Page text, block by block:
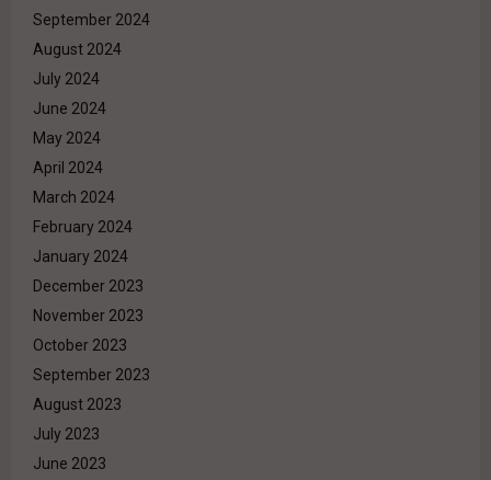
September 2024
August 2024
July 2024
June 2024
May 2024
April 2024
March 2024
February 2024
January 2024
December 2023
November 2023
October 2023
September 2023
August 2023
July 2023
June 2023